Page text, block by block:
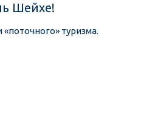
Шейхе!
туризма.